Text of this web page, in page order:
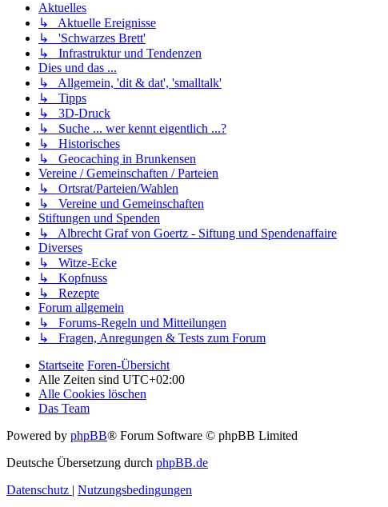
Aktuelles
↳ Aktuelle Ereignisse
↳ 'Schwarzes Brett'
↳ Infrastruktur und Tendenzen
Dies und das ...
↳ Allgemein, 'dit & dat', 'smalltalk'
↳ Tipps
↳ 3D-Druck
↳ Suche ... wer kennt eigentlich ...?
↳ Historisches
↳ Geocaching in Brunkensen
Vereine / Gemeinschaften / Parteien
↳ Ortsrat/Parteien/Wahlen
↳ Vereine und Gemeinschaften
Stiftungen und Spenden
↳ Albrecht Graf von Goertz - Siftung und Spendenaffaire
Diverses
↳ Witze-Ecke
↳ Kopfnuss
↳ Rezepte
Forum allgemein
↳ Forums-Regeln und Mitteilungen
↳ Fragen, Anregungen & Tests zum Forum
Startseite Foren-Übersicht
Alle Zeiten sind UTC+02:00
Alle Cookies löschen
Das Team
Powered by phpBB® Forum Software © phpBB Limited
Deutsche Übersetzung durch phpBB.de
Datenschutz | Nutzungsbedingungen